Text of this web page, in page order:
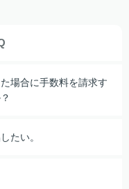
場合に手数料を請求す
たい。